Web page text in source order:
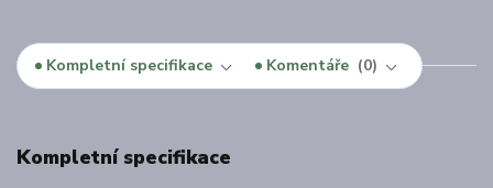
Kompletní specifikace Komentáře 0
Kompletní specifikace